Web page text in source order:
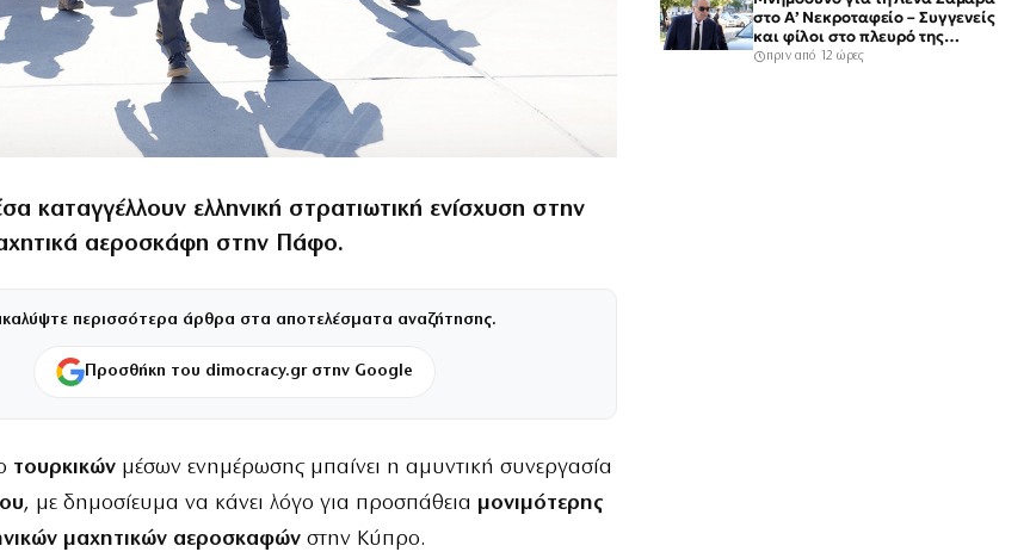
καταγγέλλουν ελληνική στρατιωτική ενίσχυση στην
αεροσκάφη στην Πάφο.
περισσότερα άρθρα στα αποτελέσματα αναζήτησης.
Προσθήκη του dimocracy.gr στην Google
τουρκικών μέσων ενημέρωσης μπαίνει η αμυντική συνεργασία
, με δημοσίευμα να κάνει λόγο για προσπάθεια μονιμότερης
μαχητικών αεροσκαφών στην Κύπρο.
στο Α’ Νεκροταφείο – Συγγενείς
και φίλοι στο πλευρό της
οικογένειας
πριν από 12 ώρες